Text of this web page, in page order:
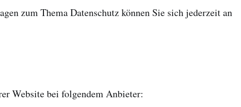
zum Thema Datenschutz können Sie sich jederzeit an
Website bei folgendem Anbieter: